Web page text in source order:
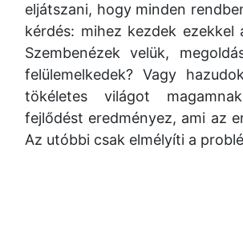
eljátszani, hogy minden
kérdés: mihez kezdek ezekkel
Szembenézek velük,
felülemelkedek? Vagy
tökéletes világot
fejlődést eredményez, ami az
Az utóbbi csak elmélyíti a